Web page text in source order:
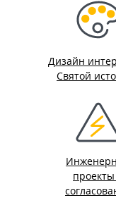
Дизайн
Святой